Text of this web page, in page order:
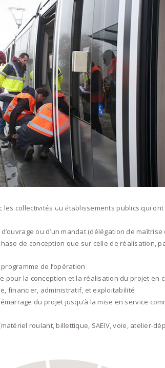
les collectivités ou établissements publics qui
ou d’un mandat (délégation de maîtrise
de conception que sur celle de réalisation,
de l’opération
pour la conception et la réalisation du projet en
financier, administratif, et exploitabilité
du projet jusqu’à la mise en service
roulant, billettique, SAEIV, voie, atelier-